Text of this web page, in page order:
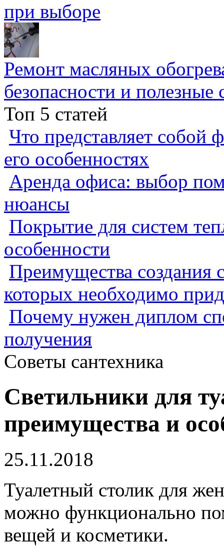
при выборе
Ремонт масляных
безопасности и полезные
Топ 5 статей
Что представляет собой
его особенностях
Аренда офиса: выбор
нюансы
Покрытие для систем
особенности
Преимущества создания
которых необходимо
Почему нужен диплом
получения
Советы сантехника
Светильники для
преимущества и
25.11.2018
Туалетный столик для
можно функционально
вещей и косметики.